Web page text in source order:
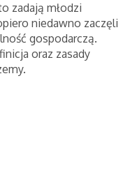
zadają młodzi
niedawno zaczęli
gospodarczą.
oraz zasady